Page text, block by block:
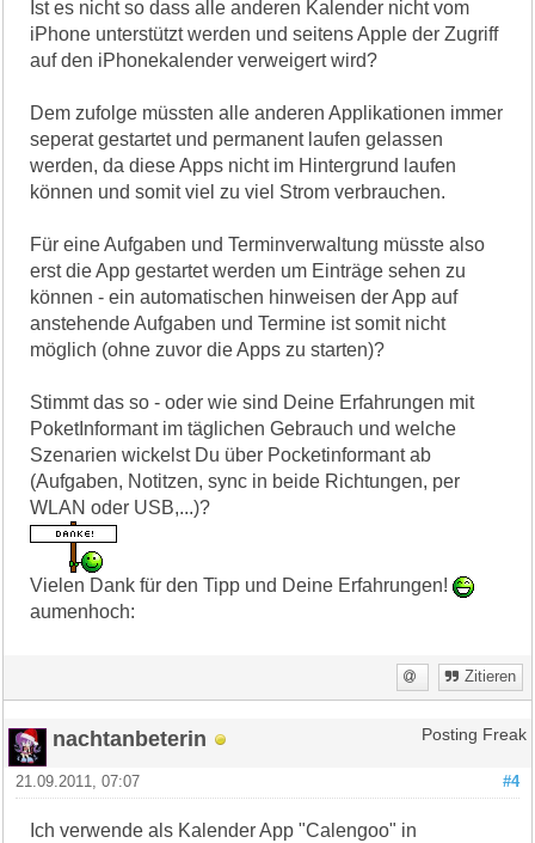
Ist es nicht so dass alle anderen Kalender nicht vom
iPhone unterstützt werden und seitens Apple der Zugriff
auf den iPhonekalender verweigert wird?
Dem zufolge müssten alle anderen Applikationen immer
seperat gestartet und permanent laufen gelassen
werden, da diese Apps nicht im Hintergrund laufen
können und somit viel zu viel Strom verbrauchen.
Für eine Aufgaben und Terminverwaltung müsste also
erst die App gestartet werden um Einträge sehen zu
können - ein automatischen hinweisen der App auf
anstehende Aufgaben und Termine ist somit nicht
möglich (ohne zuvor die Apps zu starten)?
Stimmt das so - oder wie sind Deine Erfahrungen mit
PoketInformant im täglichen Gebrauch und welche
Szenarien wickelst Du über Pocketinformant ab
(Aufgaben, Notitzen, sync in beide Richtungen, per
WLAN oder USB,...)?
Vielen Dank für den Tipp und Deine Erfahrungen!
aumenhoch:
Zitieren
nachtanbeterin Posting Freak
#4
21.09.2011, 07:07
Ich verwende als Kalender App "Calengoo" in